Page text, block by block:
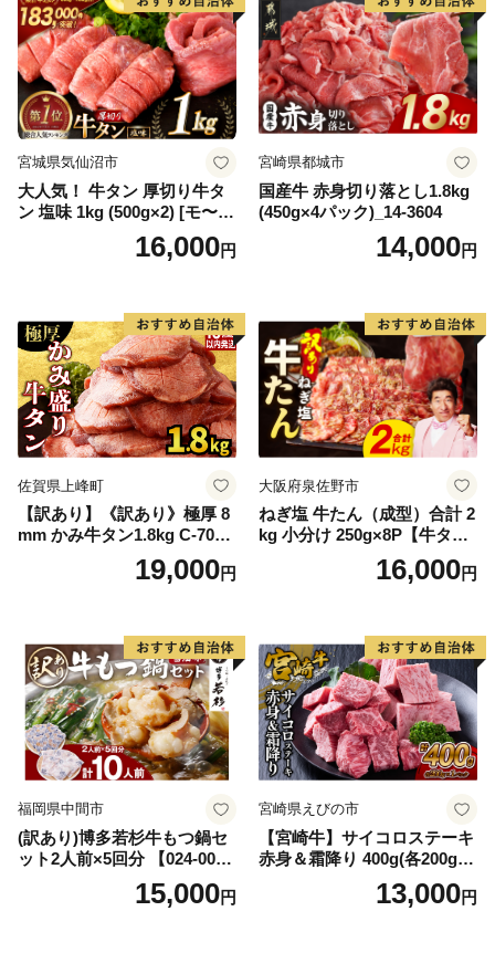
宮城県気仙沼市
大人気！ 牛タン 厚切り牛タ
ン 塩味 1kg (500g×2) [モ〜ラ
ンド 宮城県 気仙沼市 205646
60] 肉 牛肉 精肉 牛たん 牛タ
厚切り タン
16,000円
宮崎県都城市
国産牛 赤身切り落とし1.8kg
(450g×4パック)_14-3604
14,000円
佐賀県上峰町
【訳あり】《訳あり》極厚 8
mm かみ牛タン1.8kg C-709-
19,000円
大阪府泉佐野市
ねぎ塩 牛たん（成型）合計 2
kg 小分け 250g×8P【牛タン
牛肉 焼肉用 薄切り 訳あり サ
16,000円
福岡県中間市
(訳あり)博多若杉牛もつ鍋セ
ット2人前×5回分 【024-002
15,000円
宮崎県えびの市
【宮崎牛】サイコロステーキ
赤身＆霜降り 400g(各200g×
１P 計2P) 真空パック 冷凍
13,000円